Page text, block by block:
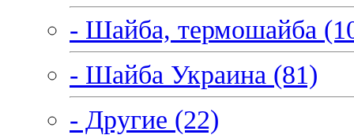
- Шайба, термошайба
- Шайба Украина (81)
- Другие (22)